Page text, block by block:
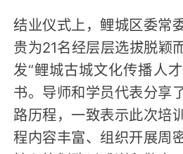
结业仪式上，鲤城区委常
贵为21名经层层选拔脱颖
发“鲤城古城文化传播人
书。导师和学员代表分享
路历程，一致表示此次培
程内容丰富、组织开展周